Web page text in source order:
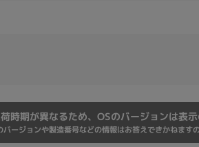
時期が異なるため、OSのバージョンは表
バージョンや製造番号などの情報はお答えできかねます
その他
~